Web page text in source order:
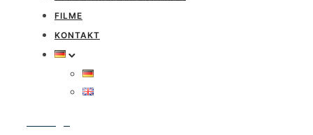
FILME
KONTAKT